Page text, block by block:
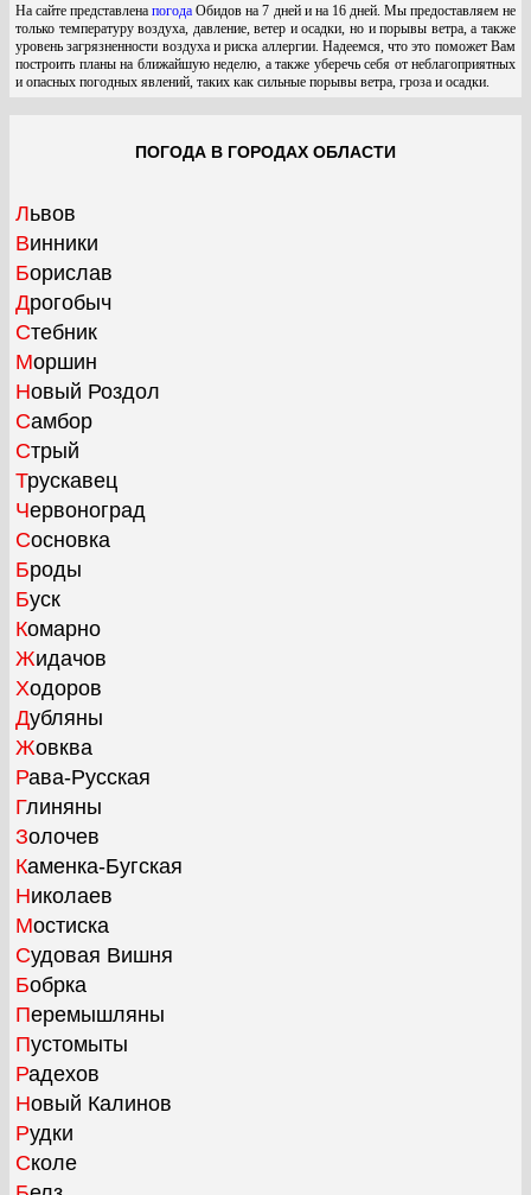
На сайте представленапогода Обидов на 7 дней и на 16 дней. Мы предоставляем не
только температуру воздуха, давление, ветер и осадки, но и порывы ветра, а также
уровень загрязненности воздуха и риска аллергии. Надеемся, что это поможет Вам
построить планы на ближайшую неделю, а также уберечь себя от неблагоприятных
и опасных погодных явлений, таких как сильные порывы ветра, гроза и осадки.
ПОГОДА В ГОРОДАХ ОБЛАСТИ
Львов
Винники
Борислав
Дрогобыч
Стебник
Моршин
Новый Роздол
Самбор
Стрый
Трускавец
Червоноград
Сосновка
Броды
Буск
Комарно
Жидачов
Ходоров
Дубляны
Жовква
Рава-Русская
Глиняны
Золочев
Каменка-Бугская
Николаев
Мостиска
Судовая Вишня
Бобрка
Перемышляны
Пустомыты
Радехов
Новый Калинов
Рудки
Сколе